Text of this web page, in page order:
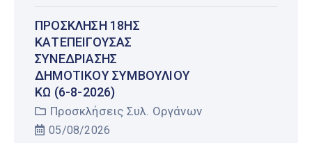
ΠΡΌΣΚΛΗΣΗ 18ΗΣ
ΚΑΤΕΠΕΊΓΟΥΣΑΣ
ΣΥΝΕΔΡΊΑΣΗΣ
ΔΗΜΟΤΙΚΟΎ ΣΥΜΒΟΥΛΊΟΥ
ΚΩ (6-8-2026)
Προσκλήσεις Συλ. Οργάνων
05/08/2026